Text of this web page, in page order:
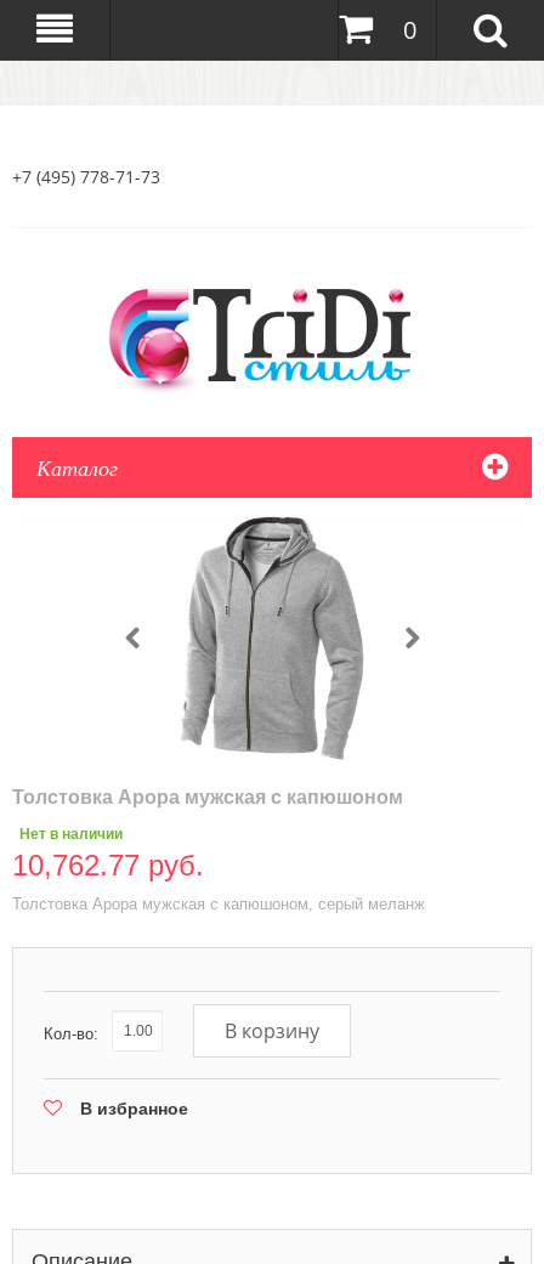
0
+7 (495) 778-71-73
Каталог
Толстовка Арора мужская с капюшоном
Нет в наличии
10,762.77 руб.
Толстовка Арора мужская с капюшоном, серый меланж
Кол-во: В корзину
В избранное